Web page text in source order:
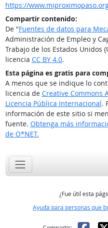
https://
Compartir contenido:
De "Fuentes de datos para
Administración de Empleo y
Trabajo de los Estados Unidos
licencia CC BY 4.0.
Esta página es gratis para
A menos que se indique lo
licencia de Creative Commons
Licencia Pública Internacional.
información de este sitio si
fuente. Obtenga más
de O*NET.
¿Fue útil esta
Ayuda para personas que